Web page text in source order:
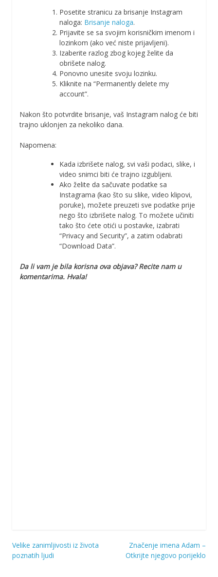
Posetite stranicu za brisanje Instagram
naloga: Brisanje naloga.
Prijavite se sa svojim korisničkim imenom i
lozinkom (ako već niste prijavljeni).
Izaberite razlog zbog kojeg želite da
obrišete nalog.
Ponovno unesite svoju lozinku.
Kliknite na “Permanently delete my
account”.
Nakon što potvrdite brisanje, vaš Instagram nalog će biti
trajno uklonjen za nekoliko dana.
Napomena:
Kada izbrišete nalog, svi vaši podaci, slike, i
video snimci biti će trajno izgubljeni.
Ako želite da sačuvate podatke sa
Instagrama (kao što su slike, video klipovi,
poruke), možete preuzeti sve podatke prije
nego što izbrišete nalog. To možete učiniti
tako što ćete otići u postavke, izabrati
“Privacy and Security”, a zatim odabrati
“Download Data”.
Da li vam je bila korisna ova objava? Recite nam u
komentarima. Hvala!
Navigacija
Velike zanimljivosti iz života
poznatih ljudi
Značenje imena Adam –
Otkrijte njegovo porijeklo